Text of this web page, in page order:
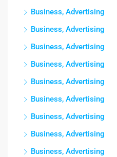
Business, Advertising
Business, Advertising
Business, Advertising
Business, Advertising
Business, Advertising
Business, Advertising
Business, Advertising
Business, Advertising
Business, Advertising